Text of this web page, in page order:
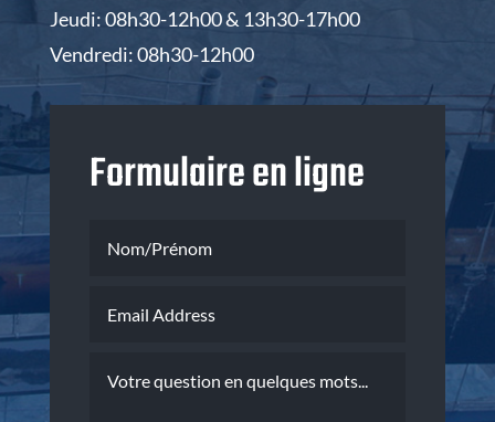
Jeudi: 08h30-12h00 & 13h30-17h00
Vendredi: 08h30-12h00
Formulaire en ligne